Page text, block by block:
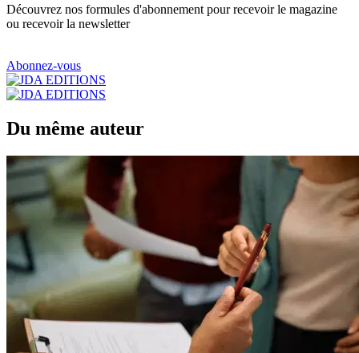
Découvrez nos formules d'abonnement pour recevoir le magazine
ou recevoir la newsletter
Abonnez-vous
Du même auteur